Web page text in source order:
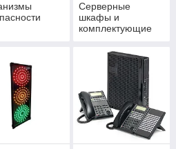
Серверные
шкафы и
комплектующие